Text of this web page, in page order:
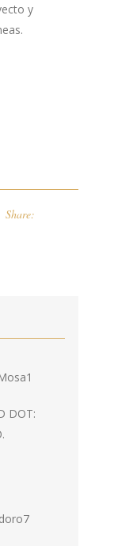
y
Share:
DOT: